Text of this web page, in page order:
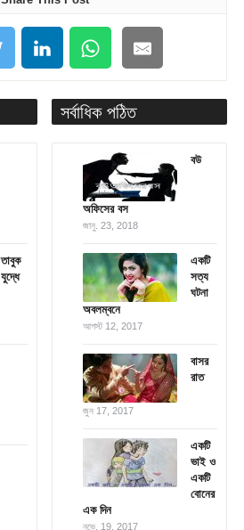
তাবুক
যুদ্ধে
সর্বাধিক পঠিত
বউ
অফিসের বস
জানু. 23, 2018
একটি
সত্য
ঘটনা
অবলম্বনে
আগস্ট 12, 2017
বাসর
রাত
জুন 17, 2017
একটি
ভাই ও
একটি
বোনের
এক দিন
নভে. 19, 2017